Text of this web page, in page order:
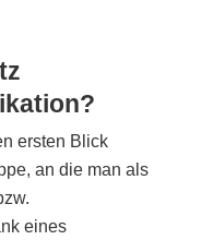
ersten Blick
an die man als
eines